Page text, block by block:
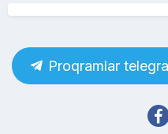
Proqramlar